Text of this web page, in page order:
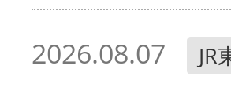
2026.08.07 JR